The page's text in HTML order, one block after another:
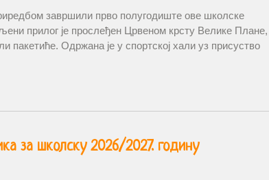
завршили прво полугодиште ове школске
прилог је прослеђен Црвеном крсту Велике Плане,
пакетиће. Одржана је у спортској хали уз присуство
за школску 2026/2027. годину